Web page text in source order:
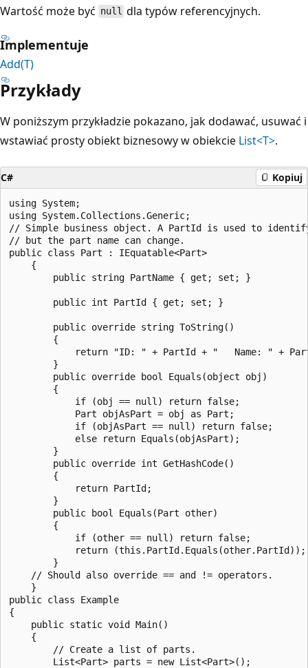
Wartość może być null dla typów referencyjnych.
Implementuje
Add(T)
Przykłady
W poniższym przykładzie pokazano, jak dodawać, usuwać i
wstawiać prosty obiekt biznesowy w obiekcie List<T>.
C# Kopiuj
using System;
using System.Collections.Generic;
// Simple business object. A PartId is used to
// but the part name can change.
public class Part : IEquatable<Part>
    {
        public string PartName { get; set; }
        public int PartId { get; set; }
        public override string ToString()
        {
return "ID: " + PartId + "   Name: " +
        }
        public override bool Equals(object obj)
        {
            if (obj == null) return false;
            Part objAsPart = obj as Part;
            if (objAsPart == null) return false;
            else return Equals(objAsPart);
        }
        public override int GetHashCode()
        {
            return PartId;
        }
        public bool Equals(Part other)
        {
            if (other == null) return false;
            return (this.PartId.Equals(other.PartId));
        }
    // Should also override == and != operators.
    }
public class Example
{
    public static void Main()
    {
        // Create a list of parts.
        List<Part> parts = new List<Part>();